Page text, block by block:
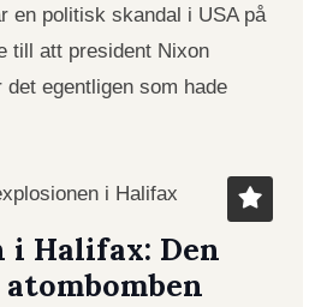
en politisk skandal i USA på
till att president Nixon
egentligen som hade
i Halifax: Den